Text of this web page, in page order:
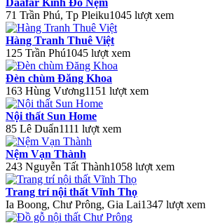
Daafar Kinh Đô Nệm
71 Trần Phú, Tp Pleiku1045 lượt xem
Hàng Tranh Thuê Việt
125 Trần Phú1045 lượt xem
Đèn chùm Đăng Khoa
163 Hùng Vương1151 lượt xem
Nội thất Sun Home
85 Lê Duẩn1111 lượt xem
Nệm Vạn Thành
243 Nguyễn Tất Thành1058 lượt xem
Trang trí nội thất Vĩnh Thọ
Ia Boong, Chư Prông, Gia Lai1347 lượt xem